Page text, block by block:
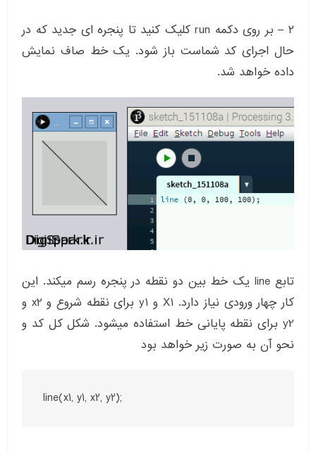
۲ – بر روی دکمه run کلیک کنید تا پنجره ای جدید که در
حال اجرای کد شماست باز شود. یک خط صاف نمایش
داده خواهد شد.
تابع line یک خط بین دو نقطه در پنجره رسم میکند. این
کار چهار ورودی نیاز دارد. X1 و y1 برای نقطه شروع و x2 و
y2 برای نقطه پایانی خط استفاده میشود. شکل کل کد و
نحو آن به صورت زیر خواهد بود
line(x1, y1, x2, y2);